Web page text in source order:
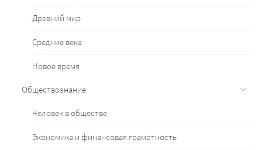
Древний мир
Средние века
Новое время
Обществознание
Человек в обществе
Экономика и финансовая грамотность